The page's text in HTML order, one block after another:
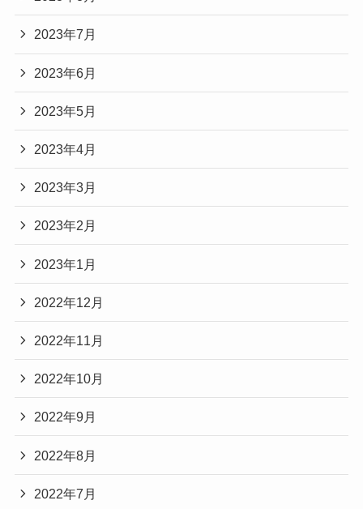
2023年7月
2023年6月
2023年5月
2023年4月
2023年3月
2023年2月
2023年1月
2022年12月
2022年11月
2022年10月
2022年9月
2022年8月
2022年7月